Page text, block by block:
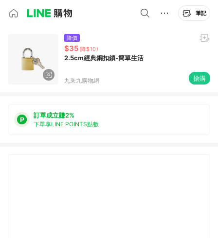
筆記
降價
$35 (降$10)
2.5cm經典銅扣鎖-簡單生活
九乘九購物網 搶購
訂單成立賺2%
下單享LINE POINTS點數